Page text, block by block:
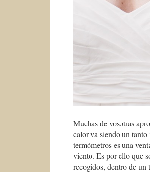
Muchas de vosotras
calor va siendo un tanto
termómetros es una
viento. Es por ello que
recogidos, dentro de un